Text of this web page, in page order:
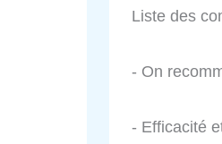
Liste des
- On
- Efficacité